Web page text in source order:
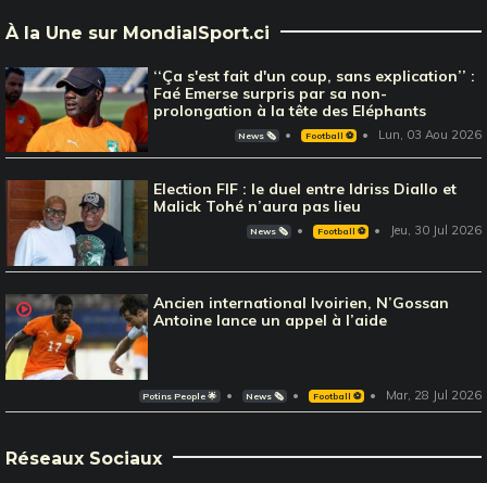
À la Une sur MondialSport.ci
‘‘Ça s'est fait d'un coup, sans explication’’ :
Faé Emerse surpris par sa non-
prolongation à la tête des Eléphants
News 🗞️ Football ⚽️ Lun, 03 Aou 2026
Election FIF : le duel entre Idriss Diallo et
Malick Tohé n’aura pas lieu
News 🗞️ Football ⚽️ Jeu, 30 Jul 2026
Ancien international Ivoirien, N’Gossan
Antoine lance un appel à l’aide
Potins People 🌟 News 🗞️ Football ⚽️ Mar, 28 Jul 2026
Réseaux Sociaux